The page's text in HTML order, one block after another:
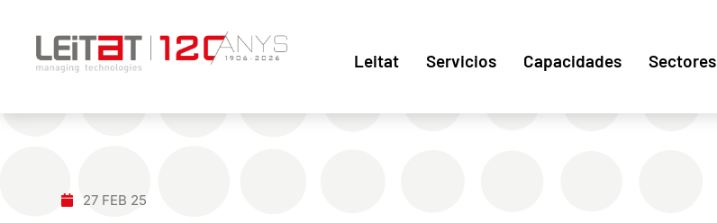
Leitat Servicios Capacidades Sectores
27 FEB 25